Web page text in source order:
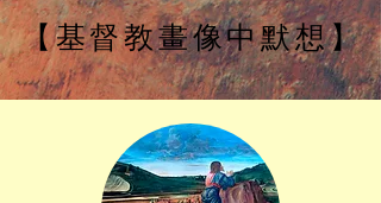
【基督教畫像中默想】